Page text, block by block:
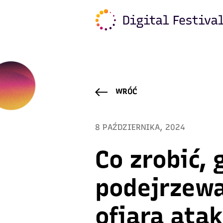
: Trying to access array offset on value of
content/plugins/freshmail-integration/vendor/
WRÓĆ
8 PAŹDZIERNIKA, 2024
Co zrobić,
ofiarą